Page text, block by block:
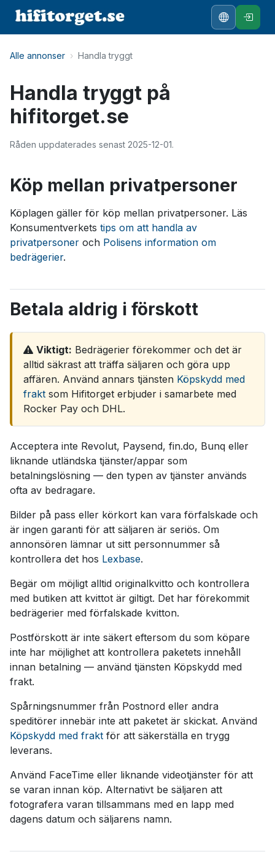
Alle annonser › Handla tryggt
Handla tryggt på
hifitorget.se
Råden uppdaterades senast 2025-12-01.
Köp mellan privatpersoner
Köplagen gäller för köp mellan privatpersoner. Läs
Konsumentverkets tips om att handla av
privatpersoner och Polisens information om
bedrägerier.
Betala aldrig i förskott
Viktigt: Bedrägerier förekommer och det är
alltid säkrast att träffa säljaren och göra upp
affären. Använd annars tjänsten Köpskydd med
frakt som Hifitorget erbjuder i samarbete med
Rocker Pay och DHL.
Acceptera inte Revolut, Paysend, fin.do, Bunq eller
liknande utländska tjänster/appar som
betalningslösning — den typen av tjänster används
ofta av bedragare.
Bilder på pass eller körkort kan vara förfalskade och
är ingen garanti för att säljaren är seriös. Om
annonsören lämnar ut sitt personnummer så
kontrollera det hos Lexbase.
Begär om möjligt alltid originalkvitto och kontrollera
med butiken att kvittot är giltigt. Det har förekommit
bedrägerier med förfalskade kvitton.
Postförskott är inte säkert eftersom du som köpare
inte har möjlighet att kontrollera paketets innehåll
innan betalning — använd tjänsten Köpskydd med
frakt.
Spårningsnummer från Postnord eller andra
speditörer innebär inte att paketet är skickat. Använd
Köpskydd med frakt för att säkerställa en trygg
leverans.
Använd FaceTime eller liknande videotjänster för att
se varan innan köp. Alternativt be säljaren att
fotografera varan tillsammans med en lapp med
dagens datum och säljarens namn.